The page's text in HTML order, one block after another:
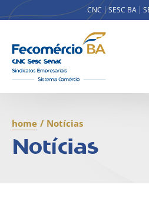
CNC SESC BA
home / Notícias
Notícias